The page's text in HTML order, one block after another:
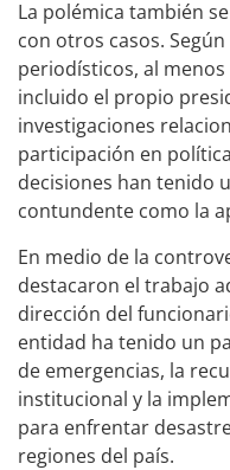
La polémica también
con otros casos.
periodísticos, al
incluido el propio
investigaciones
participación en
decisiones han tenido
contundente como la
En medio de la
destacaron el trabajo
dirección del
entidad ha tenido un
de emergencias, la
institucional y la
para enfrentar
regiones del país.